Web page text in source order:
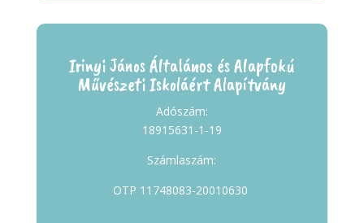
Irinyi János Általános és Alapfokú
Művészeti Iskoláért Alapítvány
Adószám:
18915631-1-19
Számlaszám:
OTP 11748083-20010630